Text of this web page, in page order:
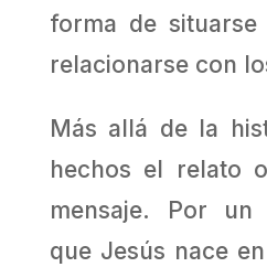
forma de
relacionarse con
Más allá de la
hechos el relato
mensaje. Por un
que Jesús nace